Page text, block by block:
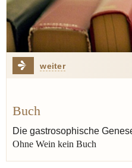
weiter
Buch
Die gastrosophische
Ohne Wein kein Buch